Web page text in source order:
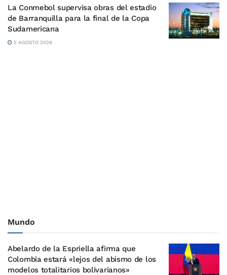
La Conmebol supervisa obras del estadio
de Barranquilla para la final de la Copa
Sudamericana
5 AGOSTO 2026
Mundo
Abelardo de la Espriella afirma que
Colombia estará «lejos del abismo de los
modelos totalitarios bolivarianos»